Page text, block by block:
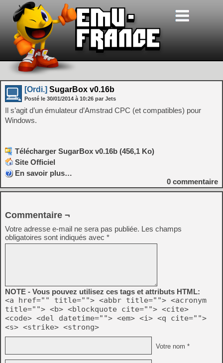
[Ordi.] SugarBox v0.16b
Posté le 30/01/2014 à 10:26 par Jets
Il s’agit d’un émulateur d’Amstrad CPC (et compatibles) pour
Windows.
Télécharger SugarBox v0.16b (456,1 Ko)
Site Officiel
En savoir plus…
0 commentaire
Commentaire ¬
Votre adresse e-mail ne sera pas publiée. Les champs
obligatoires sont indiqués avec *
NOTE - Vous pouvez utilisez ces tags et attributs HTML:
<a href="" title=""> <abbr title=""> <acronym
title=""> <b> <blockquote cite=""> <cite>
<code> <del datetime=""> <em> <i> <q cite="">
<s> <strike> <strong>
Votre nom *